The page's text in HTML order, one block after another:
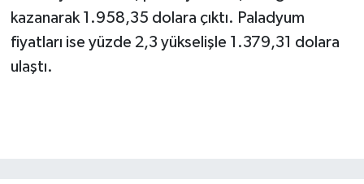
kazanarak 1.958,35 dolara çıktı. Paladyum
fiyatları ise yüzde 2,3 yükselişle 1.379,31 dolara
ulaştı.